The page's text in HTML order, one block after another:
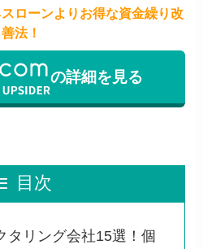
ローンよりお得な資金繰り改
善法！
の詳細を見る
目次
タリング会社15選！個